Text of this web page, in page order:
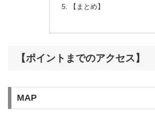
【まとめ】
【ポイントまでのアクセス】
MAP